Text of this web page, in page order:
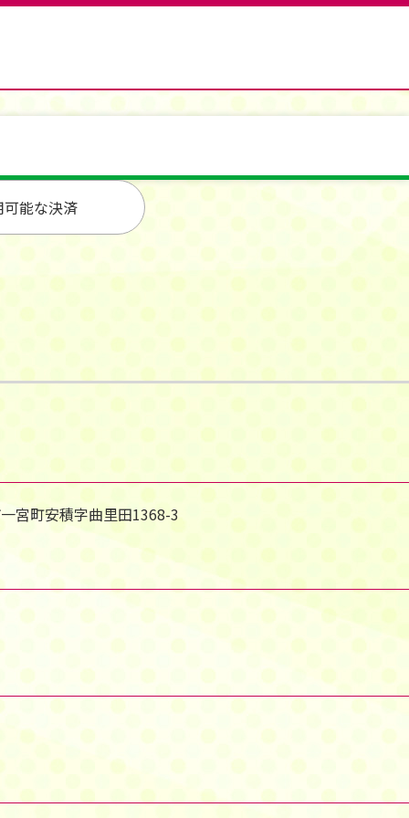
能な決済
宮町安積字曲里田1368-3